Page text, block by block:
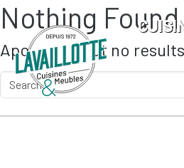
Skip to main content
Nothing Found
Apologies, but no